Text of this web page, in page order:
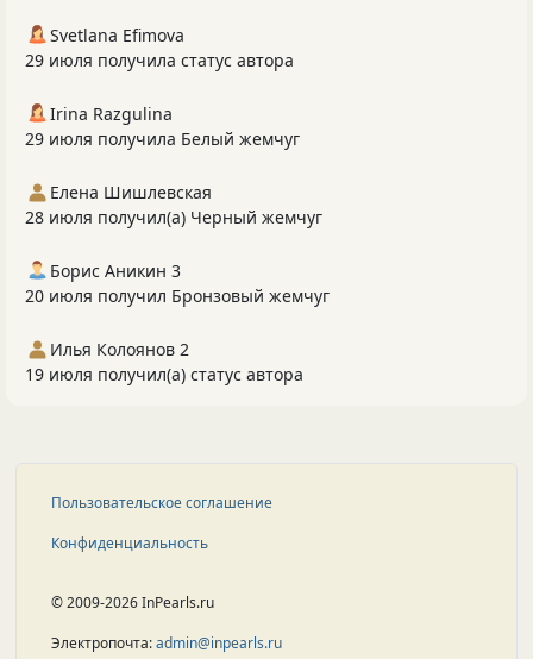
Svetlana Efimova
29 июля получила статус автора
Irina Razgulina
29 июля получила Белый жемчуг
Елена Шишлевская
28 июля получил(а) Черный жемчуг
Борис Аникин 3
20 июля получил Бронзовый жемчуг
Илья Колоянов 2
19 июля получил(а) статус автора
Пользовательское соглашение
Конфиденциальность
© 2009-2026 InPearls.ru
Электропочта:admin@inpearls.ru